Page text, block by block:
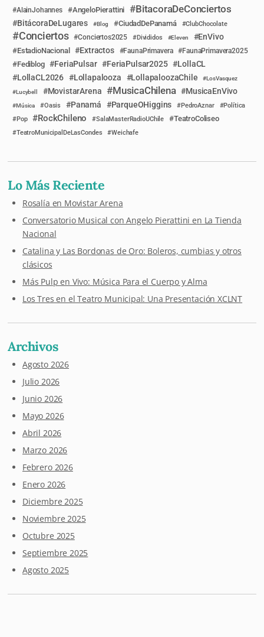
AlainJohannes AngeloPierattini BitacoraDeConciertos
BitácoraDeLugares Blog CiudadDePanamá ClubChocolate
Conciertos Conciertos2025 Divididos Eleven EnVivo
EstadioNacional Extractos FaunaPrimavera FaunaPrimavera2025
Fediblog FeriaPulsar FeriaPulsar2025
LollaCL
LollaCL2026
Lollapalooza LollapaloozaChile
LosVasquez
Lucybell
MovistarArena MusicaChilena MusicaEnVivo
Música Oasis Panamá ParqueOHiggins PedroAznar
Política
Pop
RockChileno SalaMasterRadioUChile TeatroColiseo
TeatroMunicipalDeLasCondes Weichafe
Lo Más Reciente
Rosalía en Movistar Arena
Conversatorio Musical con Angelo Pierattini en La Tienda
Nacional
Catalina y Las Bordonas de Oro: Boleros, cumbias y otros
clásicos
Más Pulp en Vivo: Música Para el Cuerpo y Alma
Los Tres en el Teatro Municipal: Una Presentación XCLNT
Archivos
Agosto 2026
Julio 2026
Junio 2026
Mayo 2026
Abril 2026
Marzo 2026
Febrero 2026
Enero 2026
Diciembre 2025
Noviembre 2025
Octubre 2025
Septiembre 2025
Agosto 2025